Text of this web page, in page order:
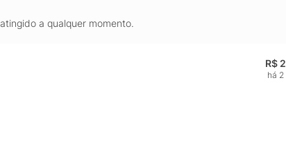
a qualquer momento.
R$
há 2